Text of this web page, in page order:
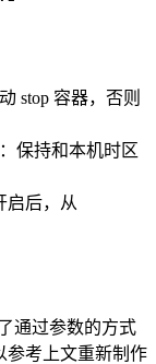
stop 容器，否则
：保持和本机时区
启后，从
通过参数的方式
参考上文重新制作